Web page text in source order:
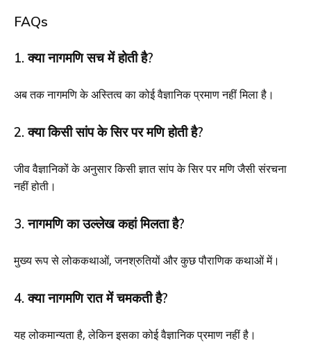
FAQs
1. क्या नागमणि सच में होती है?
अब तक नागमणि के अस्तित्व का कोई वैज्ञानिक प्रमाण नहीं मिला है।
2. क्या किसी सांप के सिर पर मणि होती है?
जीव वैज्ञानिकों के अनुसार किसी ज्ञात सांप के सिर पर मणि जैसी संरचना
नहीं होती।
3. नागमणि का उल्लेख कहां मिलता है?
मुख्य रूप से लोककथाओं, जनश्रुतियों और कुछ पौराणिक कथाओं में।
4. क्या नागमणि रात में चमकती है?
यह लोकमान्यता है, लेकिन इसका कोई वैज्ञानिक प्रमाण नहीं है।